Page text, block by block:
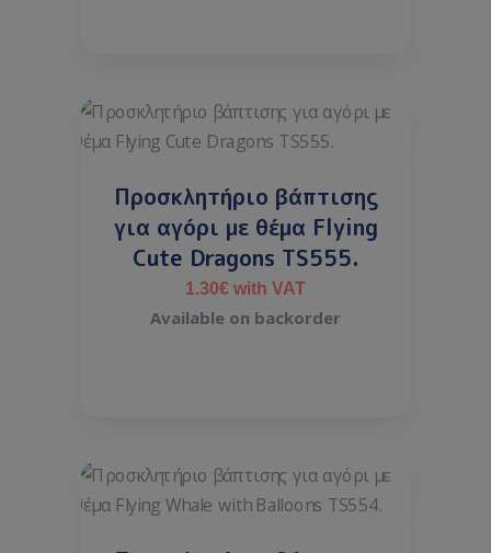
Προσκλητήριο βάπτισης
για αγόρι με θέμα Flying
Cute Dragons TS555.
1.30€ with VAT
Available on backorder